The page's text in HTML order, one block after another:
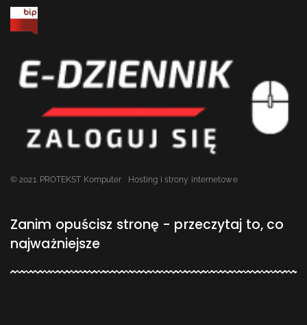
© 2021. PROTEKST Komputer Hosting i strony internetowe
Zanim opuścisz stronę - przeczytaj to, co
najważniejsze